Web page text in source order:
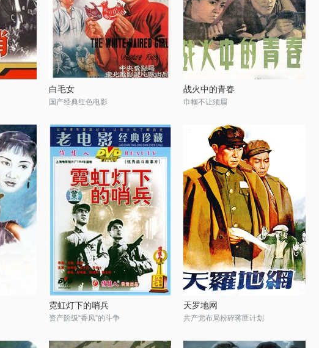
白毛女
国产经典红色电影
战火中的青春
巾帼不让须眉
霓虹灯下的哨兵
资产阶级“香风”的斗争
天罗地网
共产党布局粉碎蒋匪计划